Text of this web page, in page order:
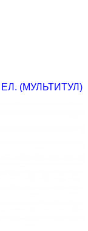
(МУЛЬТИТУЛ)